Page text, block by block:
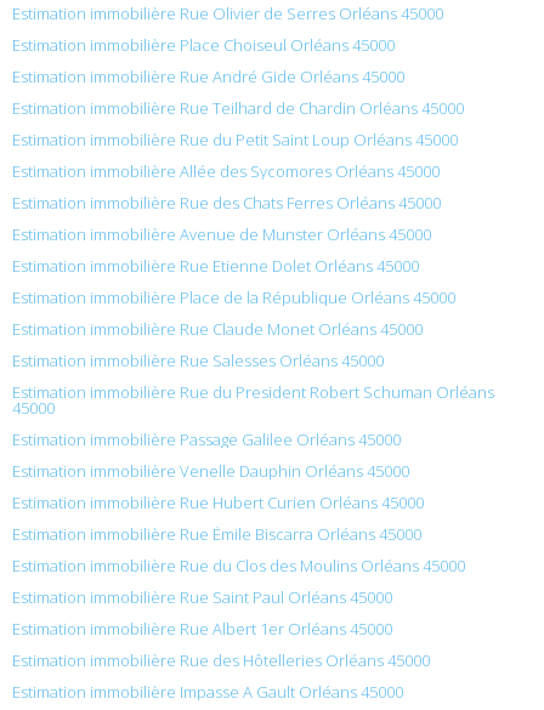
Estimation immobilière Rue Olivier de Serres Orléans 45000
Estimation immobilière Place Choiseul Orléans 45000
Estimation immobilière Rue André Gide Orléans 45000
Estimation immobilière Rue Teilhard de Chardin Orléans 45000
Estimation immobilière Rue du Petit Saint Loup Orléans 45000
Estimation immobilière Allée des Sycomores Orléans 45000
Estimation immobilière Rue des Chats Ferres Orléans 45000
Estimation immobilière Avenue de Munster Orléans 45000
Estimation immobilière Rue Etienne Dolet Orléans 45000
Estimation immobilière Place de la République Orléans 45000
Estimation immobilière Rue Claude Monet Orléans 45000
Estimation immobilière Rue Salesses Orléans 45000
Estimation immobilière Rue du President Robert Schuman Orléans
45000
Estimation immobilière Passage Galilee Orléans 45000
Estimation immobilière Venelle Dauphin Orléans 45000
Estimation immobilière Rue Hubert Curien Orléans 45000
Estimation immobilière Rue Émile Biscarra Orléans 45000
Estimation immobilière Rue du Clos des Moulins Orléans 45000
Estimation immobilière Rue Saint Paul Orléans 45000
Estimation immobilière Rue Albert 1er Orléans 45000
Estimation immobilière Rue des Hôtelleries Orléans 45000
Estimation immobilière Impasse A Gault Orléans 45000